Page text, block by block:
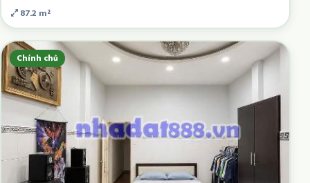
87.2 m²
Chính chủ